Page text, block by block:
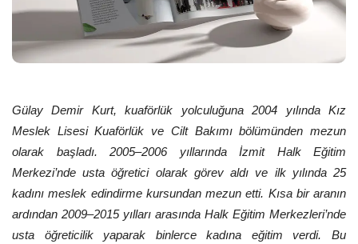
Gülay Demir Kurt, kuaförlük yolculuğuna 2004 yılında Kız
Meslek Lisesi Kuaförlük ve Cilt Bakımı bölümünden mezun
olarak başladı. 2005–2006 yıllarında İzmit Halk Eğitim
Merkezi’nde usta öğretici olarak görev aldı ve ilk yılında 25
kadını meslek edindirme kursundan mezun etti. Kısa bir aranın
ardından 2009–2015 yılları arasında Halk Eğitim Merkezleri’nde
usta öğreticilik yaparak binlerce kadına eğitim verdi. Bu